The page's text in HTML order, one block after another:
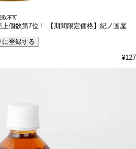
取不可
個数第7位！
【期間限定価格】紀ノ国屋
に登録する
¥127